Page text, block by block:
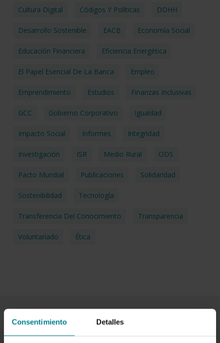
Consentimiento Detalles
Cultura Digital Códigos Y Políticas DDHH
Desarrollo Sostenible EACB Economía Social
Educación Financiera Eficiencia Energética
El Papel Esencial De La Banca Empleo
Emprendimiento Estudios Finanzas Inclusivas
GCC Gobierno Corporativo Igualdad
Impacto Social Informes Integridad
Investigación ISR Medio Rural ODS
Pacto Mundial Publicaciones Solidaridad
Sostenibilidad Tecnología
Transferencia Del Conocimiento Transparencia
Voluntariado Ética
Related Posts